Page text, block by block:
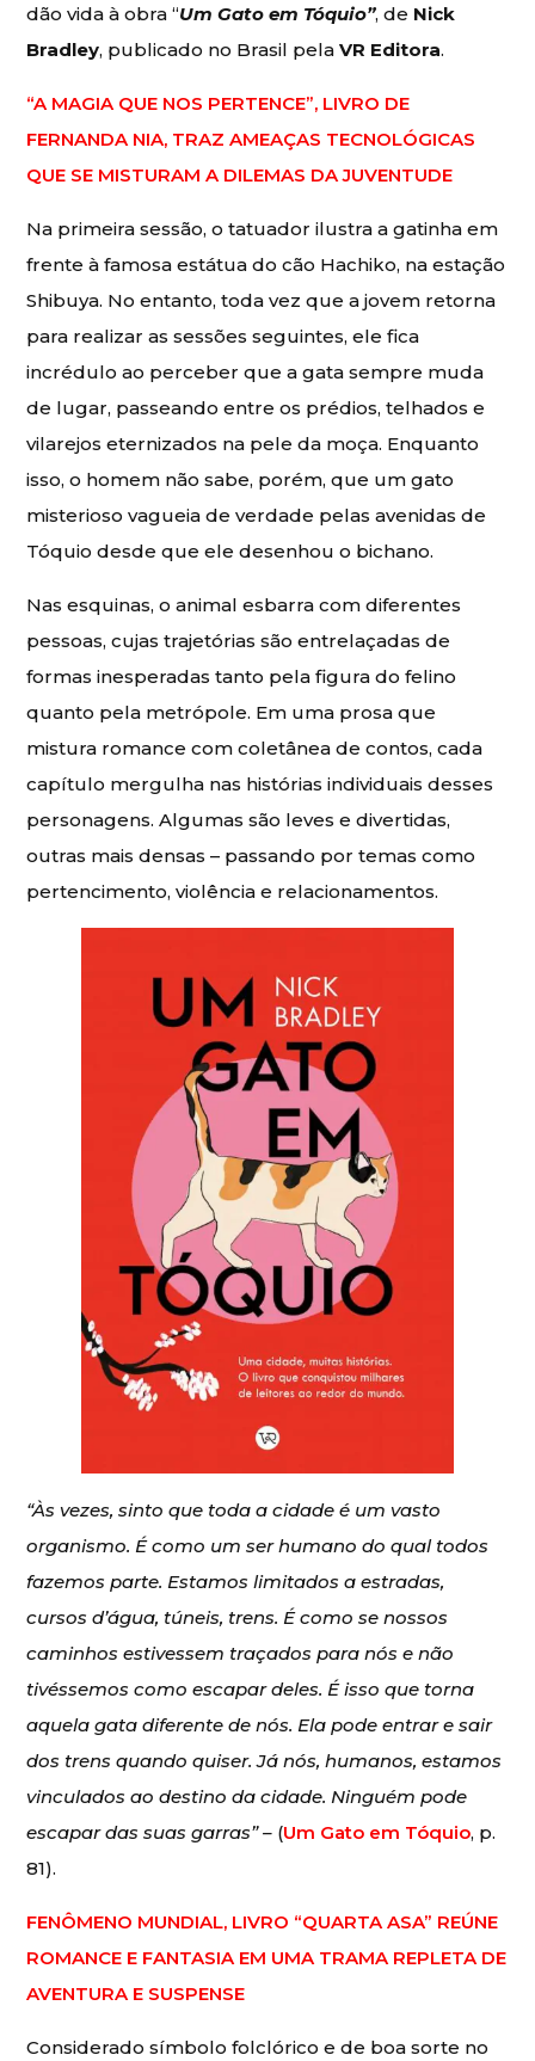
dão vida à obra “Um Gato em Tóquio”, de Nick
Bradley, publicado no Brasil pelaVR Editora.
“A MAGIA QUE NOS PERTENCE”, LIVRO DE
FERNANDA NIA, TRAZ AMEAÇAS TECNOLÓGICAS
QUE SE MISTURAM A DILEMAS DA JUVENTUDE
Na primeira sessão, o tatuador ilustra a gatinha em
frente à famosa estátua do cão Hachiko, na estação
Shibuya. No entanto, toda vez que a jovem retorna
para realizar as sessões seguintes, ele fica
incrédulo ao perceber que a gata sempre muda
de lugar, passeando entre os prédios, telhados e
vilarejos eternizados na pele da moça. Enquanto
isso, o homem não sabe, porém, que um gato
misterioso vagueia de verdade pelas avenidas de
Tóquio desde que ele desenhou o bichano.
Nas esquinas, o animal esbarra com diferentes
pessoas, cujas trajetórias são entrelaçadas de
formas inesperadas tanto pela figura do felino
quanto pela metrópole. Em uma prosa que
mistura romance com coletânea de contos, cada
capítulo mergulha nas histórias individuais desses
personagens. Algumas são leves e divertidas,
outras mais densas – passando por temas como
pertencimento, violência e relacionamentos.
“Às vezes, sinto que toda a cidade é um vasto
organismo. É como um ser humano do qual todos
fazemos parte. Estamos limitados a estradas,
cursos d’água, túneis, trens. É como se nossos
caminhos estivessem traçados para nós e não
tivéssemos como escapar deles. É isso que torna
aquela gata diferente de nós. Ela pode entrar e sair
dos trens quando quiser. Já nós, humanos, estamos
vinculados ao destino da cidade. Ninguém pode
escapar das suas garras” – (Um Gato em Tóquio, p.
81).
FENÔMENO MUNDIAL, LIVRO “QUARTA ASA” REÚNE
ROMANCE E FANTASIA EM UMA TRAMA REPLETA DE
AVENTURA E SUSPENSE
Considerado símbolo folclórico e de boa sorte no